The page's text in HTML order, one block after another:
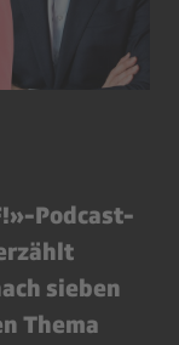
Podcast-
sieben
Thema